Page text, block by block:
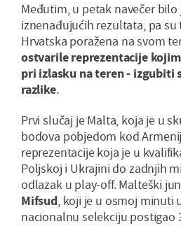
Međutim, u petak navečer bilo
iznenađujućih rezultata, pa su
Hrvatska poražena na svom
ostvarile reprezentacije
pri izlasku na teren - izgubiti
razlike.
Prvi slučaj je Malta, koja je u
bodova pobjedom kod
reprezentacije koja je u
Poljskoj i Ukrajini do zadnjih
odlazak u play-off. Malteški
Mifsud, koji je u osmoj minuti
nacionalnu selekciju postigao